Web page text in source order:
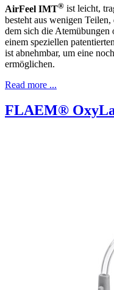
AirFeel IMT® ist leicht,
besteht aus wenigen
dem sich die Atemübungen
einem speziellen
ist abnehmbar, um eine
ermöglichen.
Read more ...
FLAEM®